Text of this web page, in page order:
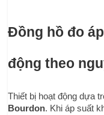
Đồng hồ đo
động theo
Thiết bị hoạt động dựa
Bourdon. Khi áp suất